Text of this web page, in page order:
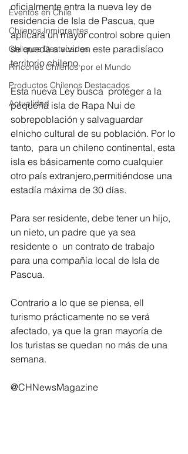
Eventos en Chile
Chilenos Inmigrantes
Chilenos Destacados
Rincones Chilenos por el Mundo
Productos Chilenos Destacados
Actualidad
oficialmente entra la nueva ley de
residencia de Isla de Pascua, que
aplicará un mayor control sobre quien
se queda a vivir en este paradisíaco
territorio chileno.
Esta nueva Ley busca  proteger a la
pequeña isla de Rapa Nui de
sobrepoblación y salvaguardar
elnicho cultural de su población. Por lo
tanto,  para un chileno continental, esta
isla es básicamente como cualquier
otro país extranjero,permitiéndose una
estadía máxima de 30 días.
Para ser residente, debe tener un hijo,
un nieto, un padre que ya sea
residente o  un contrato de trabajo
para una compañía local de Isla de
Pascua.
Contrario a lo que se piensa, ell
turismo prácticamente no se verá
afectado, ya que la gran mayoría de
los turistas se quedan no más de una
semana.
@CHNewsMagazine